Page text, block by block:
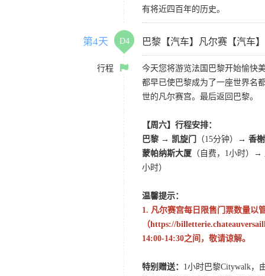
有将近四百年的历史。
第4天 D4 巴黎【汽车】凡尔赛【汽车
行程
今天您将游览法国巴黎开始愉快
都早已使巴黎成为了一座世界名
世的凡尔赛宫。最后返回巴黎。
【周六】行程安排：
巴黎 → 凯旋门
（15分钟）
→ 香
蒙帕纳斯大厦 （自费，1小时）
→
小时）
温馨提示：
1. 凡尔赛宫每日限售门票数量以
（https://
14:00-14:30之间，敬请谅解。
特别赠送： 1小时巴黎Citywalk，